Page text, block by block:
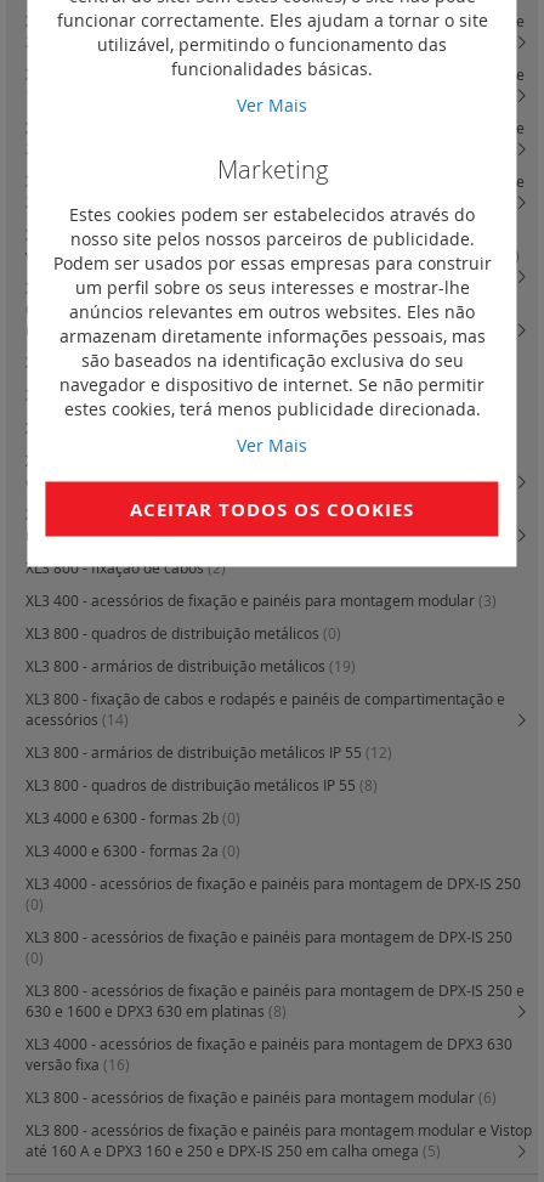
XL3 4000 - acessórios de fixação e painéis para montagem de DPX3 160 e
250 em platinas(6)
XL3 4000 - acessórios de fixação e painéis para montagem de DPX3 630 e
XL3 4000 - acessórios de fixação e painéis para montagem de DPX3 160 e
250 versão fixa em platinas reguláveis
XL3 4000 - acessórios de fixação e painéis para montagem de DPX3 160 e
250 versão extraível em platinas reguláveis
XL3 4000 - acessórios de fixação e painéis para montagem de DPX3 630
versão fixa e tomadas frontais ou posteriores em platinas reguláveis
(16)
XL3 4000 - acessórios de fixação e painéis para montagem de DPX3
630 versão extraível ou seccionáveis e inversor de rede em platinas
reguláveis(17)
XL3 160 - quadros de distribuição salientes metálicos e isolantes
XL3 160 - quadros de distribuição de encastrar metálicos (0)
XL3 400 - quadros
XL3 160 - quadros de distribuição salientes metálicos e isolantes e
completos - 24 módulos por fila(17)
XL3 400 - quadros e armários e celas de distribuição componíveis - 24
módulos por fila(26)
XL3 800 - fixação de cabos(2)
XL3 400 - acessórios de fixação e painéis para montagem modular(3)
XL3 800 - quadros de distribuição metálicos (0)
XL3 800 - armários de distribuição metálicos (19)
XL3 800 - fixação de cabos e rodapés e painéis de compartimentação e
acessórios (14)
XL3 800 - armários de distribuição metálicos IP 55 (12)
XL3 800 - quadros de distribuição metálicos IP 55 (8)
XL3 4000 e 6300 - formas 2b(0)
XL3 4000 e 6300 - formas 2a (0)
XL3 4000 - acessórios de fixação e painéis para montagem de DPX-IS 250
(0)
XL3 800 - acessórios de fixação e painéis para montagem de DPX-IS 250
(0)
XL3 800 - acessórios de fixação e painéis para montagem de DPX-IS 250 e
630 e 1600 e DPX3 630 em platinas (8)
XL3 4000 - acessórios de fixação e painéis para montagem de DPX3 630
versão fixa (16)
XL3 800 - acessórios de fixação e painéis para montagem modular(6)
XL3 800 - acessórios de fixação e painéis para montagem modular e Vistop
até 160 A e DPX3 160 e 250 e DPX-IS 250 em calha omega (5)
funcionar correctamente. Eles ajudam a tornar o site
utilizável, permitindo o funcionamento das
funcionalidades básicas.
Ver Mais
Marketing
Estes cookies podem ser estabelecidos através do
nosso site pelos nossos parceiros de publicidade.
Podem ser usados por essas empresas para construir
um perfil sobre os seus interesses e mostrar-lhe
anúncios relevantes em outros websites. Eles não
armazenam diretamente informações pessoais, mas
são baseados na identificação exclusiva do seu
navegador e dispositivo de internet. Se não permitir
estes cookies, terá menos publicidade direcionada.
Ver Mais
ACEITAR TODOS OS COOKIES